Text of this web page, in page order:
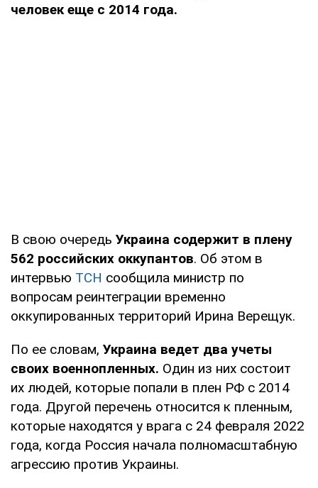
человек еще с 2014 года.
В свою очередь Украина содержит в плену
562 российских оккупантов. Об этом в
интервью ТСН сообщила министр по
вопросам реинтеграции временно
оккупированных территорий Ирина Верещук.
По ее словам, Украина ведет два учеты
своих военнопленных. Один из них состоит
их людей, которые попали в плен РФ с 2014
года. Другой перечень относится к пленным,
которые находятся у врага с 24 февраля 2022
года, когда Россия начала полномасштабную
агрессию против Украины.